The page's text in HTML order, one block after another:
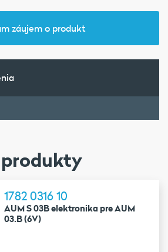
záujem o produkt
1782 0316 10
AUM S 03B elektronika pre AUM
03.B (6V)